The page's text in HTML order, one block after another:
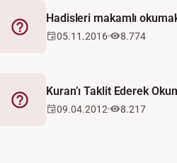
Fetva
Hadisleri makamlı
05.11.2016 8.774
Fetva
Kuran’ı Taklit Ederek
09.04.2012 8.217